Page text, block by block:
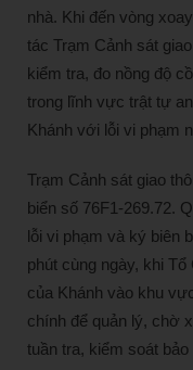
nhà. Khi đến vòng
tác Trạm Cảnh sát
kiểm tra, đo nồng độ
trong lĩnh vực trật tự
Khánh với lỗi vi phạm
Trạm Cảnh sát giao
biển số 76F1-269.72.
lỗi vi phạm và ký biên
phút cùng ngày, khi
của Khánh vào khu
chính để quản lý, chờ
tuần tra, kiểm soát